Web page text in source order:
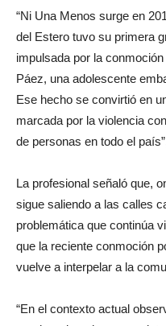
“Ni Una Menos surge en
del Estero tuvo su primera
impulsada por la
Páez, una adolescente
Ese hecho se convirtió en
marcada por la violencia
de personas en todo el
La profesional señaló que,
sigue saliendo a las calles
problemática que continúa
que la reciente conmoción
vuelve a interpelar a la
“En el contexto actual